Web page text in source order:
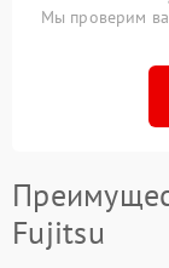
Мы проверим
Fujitsu